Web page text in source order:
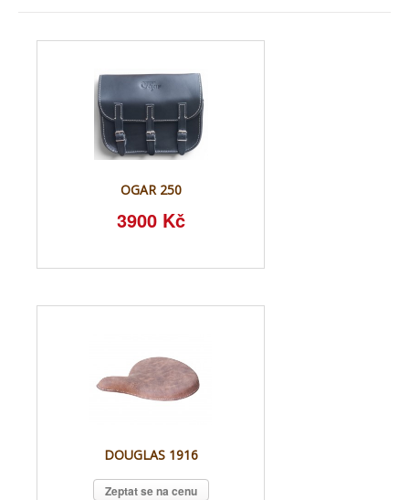
OGAR 250
3900 Kč
DOUGLAS 1916
Zeptat se na cenu